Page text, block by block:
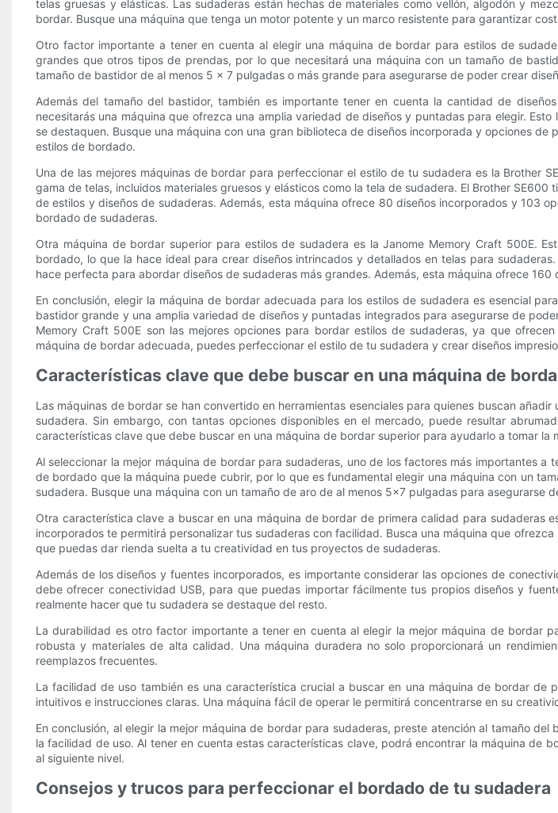
telas gruesas y elásticas. Las sudaderas están hechas de materiales como vellón, algodón y
bordar. Busque una máquina que tenga un motor potente y un marco resistente para garantizar
Otro factor importante a tener en cuenta al elegir una máquina de bordar para estilos de
grandes que otros tipos de prendas, por lo que necesitará una máquina con un tamaño de
tamaño de bastidor de al menos 5 x 7 pulgadas o más grande para asegurarse de poder crear
Además del tamaño del bastidor, también es importante tener en cuenta la cantidad de
necesitarás una máquina que ofrezca una amplia variedad de diseños y puntadas para elegir.
se destaquen. Busque una máquina con una gran biblioteca de diseños incorporada y opciones
estilos de bordado.
Una de las mejores máquinas de bordar para perfeccionar el estilo de tu sudadera es la Brother
gama de telas, incluidos materiales gruesos y elásticos como la tela de sudadera. El Brother
de estilos y diseños de sudaderas. Además, esta máquina ofrece 80 diseños incorporados y 103
bordado de sudaderas.
Otra máquina de bordar superior para estilos de sudadera es la Janome Memory Craft 500E.
bordado, lo que la hace ideal para crear diseños intrincados y detallados en telas para
hace perfecta para abordar diseños de sudaderas más grandes. Además, esta máquina ofrece
En conclusión, elegir la máquina de bordar adecuada para los estilos de sudadera es esencial
bastidor grande y una amplia variedad de diseños y puntadas integrados para asegurarse de
Memory Craft 500E son las mejores opciones para bordar estilos de sudaderas, ya que
máquina de bordar adecuada, puedes perfeccionar el estilo de tu sudadera y crear diseños
Características clave que debe buscar en una máquina de
Las máquinas de bordar se han convertido en herramientas esenciales para quienes buscan
sudadera. Sin embargo, con tantas opciones disponibles en el mercado, puede resultar
características clave que debe buscar en una máquina de bordar superior para ayudarlo a tomar la
Al seleccionar la mejor máquina de bordar para sudaderas, uno de los factores más importantes
de bordado que la máquina puede cubrir, por lo que es fundamental elegir una máquina con un
sudadera. Busque una máquina con un tamaño de aro de al menos 5x7 pulgadas para asegurarse
Otra característica clave a buscar en una máquina de bordar de primera calidad para
incorporados te permitirá personalizar tus sudaderas con facilidad. Busca una máquina que
que puedas dar rienda suelta a tu creatividad en tus proyectos de sudaderas.
Además de los diseños y fuentes incorporados, es importante considerar las opciones de
debe ofrecer conectividad USB, para que puedas importar fácilmente tus propios diseños y
realmente hacer que tu sudadera se destaque del resto.
La durabilidad es otro factor importante a tener en cuenta al elegir la mejor máquina de bordar
robusta y materiales de alta calidad. Una máquina duradera no solo proporcionará un
reemplazos frecuentes.
La facilidad de uso también es una característica crucial a buscar en una máquina de bordar
intuitivos e instrucciones claras. Una máquina fácil de operar le permitirá concentrarse en su
En conclusión, al elegir la mejor máquina de bordar para sudaderas, preste atención al tamaño
la facilidad de uso. Al tener en cuenta estas características clave, podrá encontrar la máquina
al siguiente nivel.
Consejos y trucos para perfeccionar el bordado de tu sudadera